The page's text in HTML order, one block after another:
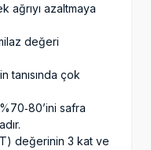
ağrıyı azaltmaya
değeri
tanısında çok
safra
değerinin 3 kat ve